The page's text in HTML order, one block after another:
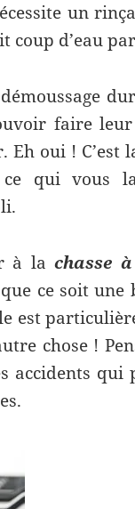
un
coup d’eau
faire
Eh oui !
qui vous
à lachasse
ce soit
est
chose !
accidents